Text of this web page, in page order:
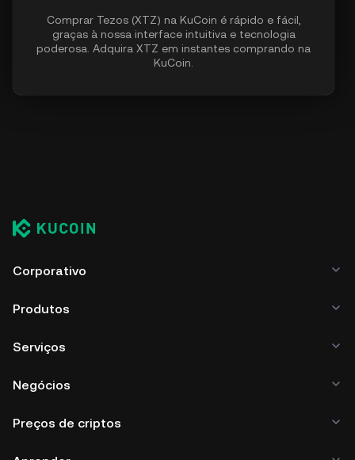
Comprar Tezos (XTZ) na KuCoin é rápido e fácil,
graças à nossa interface intuitiva e tecnologia
poderosa. Adquira XTZ em instantes comprando na
KuCoin.
Corporativo
Produtos
Serviços
Negócios
Preços de criptos